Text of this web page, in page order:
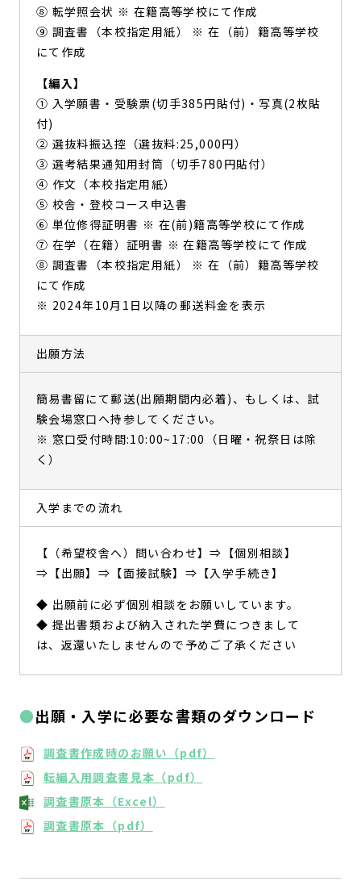
⑧ 転学照会状 ※ 在籍高等学校にて作成
⑨ 調査書（本校指定用紙） ※ 在（前）籍高等学校
にて作成
【編入】
① 入学願書・受験票(切手385円貼付)・写真(2枚貼
付)
② 選抜料振込控（選抜料:25,000円）
③ 選考結果通知用封筒（切手780円貼付）
④ 作文（本校指定用紙）
⑤ 校舎・登校コース申込書
⑥ 単位修得証明書 ※ 在(前)籍高等学校にて作成
⑦ 在学（在籍）証明書 ※ 在籍高等学校にて作成
⑧ 調査書（本校指定用紙） ※ 在（前）籍高等学校
にて作成
※ 2024年10月1日以降の郵送料金を表示
出願方法
簡易書留にて郵送(出願期間内必着)、もしくは、試
験会場窓口へ持参してください。
※ 窓口受付時間:10:00~17:00（日曜・祝祭日は除
く）
入学までの流れ
【（希望校舎へ）問い合わせ】⇒【個別相談】
⇒【出願】⇒【面接試験】⇒【入学手続き】
◆ 出願前に必ず個別相談をお願いしています。
◆ 提出書類および納入された学費につきまして
は、返還いたしませんので予めご了承ください
出願・入学に必要な書類のダウンロード
調査書作成時のお願い（pdf）
転編入用調査書見本（pdf）
調査書原本（Excel）
調査書原本（pdf）